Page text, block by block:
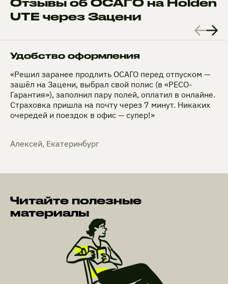
Отзывы об ОСАГО на Holden
UTE через Зацени
Удобство оформления
«Решил заранее продлить ОСАГО перед отпуском —
зашёл на Зацени, выбрал свой полис (в «РЕСО-
Гарантия»), заполнил пару полей, оплатил в онлайне.
Страховка пришла на почту через 7 минут. Никаких
очередей и поездок в офис — супер!»
Алексей, Екатеринбург
Читайте полезные
материалы